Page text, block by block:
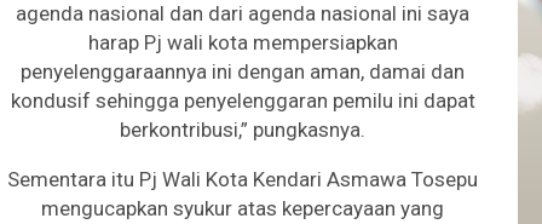
agenda nasional dan dari agenda nasional ini saya
harap Pj wali kota mempersiapkan
penyelenggaraannya ini dengan aman, damai dan
kondusif sehingga penyelenggaran pemilu ini dapat
berkontribusi,” pungkasnya.
Sementara itu Pj Wali Kota Kendari Asmawa Tosepu
mengucapkan syukur atas kepercayaan yang